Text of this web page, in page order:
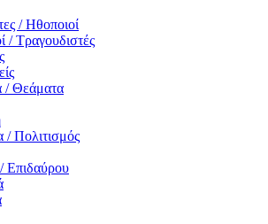
/ Ηθοποιοί
/ Τραγουδιστές
/ Θεάματα
/ Πολιτισμός
Επιδαύρου